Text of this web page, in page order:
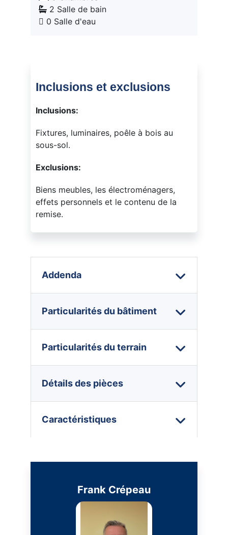
2 Salle de bain
0 Salle d'eau
Inclusions et exclusions
Inclusions:
Fixtures, luminaires, poêle à bois au
sous-sol.
Exclusions:
Biens meubles, les électroménagers,
effets personnels et le contenu de la
remise.
Addenda
Particularités du bâtiment
Particularités du terrain
Détails des pièces
Caractéristiques
Frank Crépeau